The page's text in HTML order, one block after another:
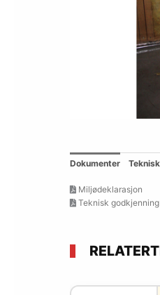
Dokumenter
Miljødeklarasjon
Teknisk godkjenning